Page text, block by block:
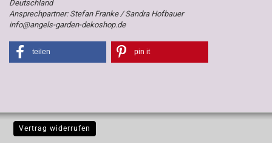
Deutschland
Ansprechpartner: Stefan Franke / Sandra Hofbauer
info@angels-garden-dekoshop.de
teilen pin it
Vertrag widerrufen